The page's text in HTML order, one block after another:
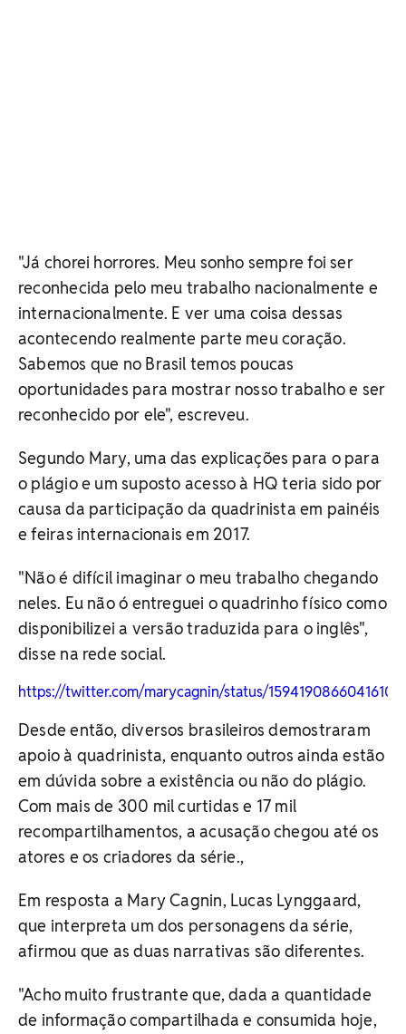
"Já chorei horrores. Meu sonho sempre foi ser
reconhecida pelo meu trabalho nacionalmente e
internacionalmente. E ver uma coisa dessas
acontecendo realmente parte meu coração.
Sabemos que no Brasil temos poucas
oportunidades para mostrar nosso trabalho e ser
reconhecido por ele", escreveu.
Segundo Mary, uma das explicações para o para
o plágio e um suposto acesso à HQ teria sido por
causa da participação da quadrinista em painéis
e feiras internacionais em 2017.
"Não é difícil imaginar o meu trabalho chegando
neles. Eu não ó entreguei o quadrinho físico como
disponibilizei a versão traduzida para o inglês",
disse na rede social.
https://twitter.com/marycagnin/status/
Desde então, diversos brasileiros demostraram
apoio à quadrinista, enquanto outros ainda estão
em dúvida sobre a existência ou não do plágio.
Com mais de 300 mil curtidas e 17 mil
recompartilhamentos, a acusação chegou até os
atores e os criadores da série.,
Em resposta a Mary Cagnin, Lucas Lynggaard,
que interpreta um dos personagens da série,
afirmou que as duas narrativas são diferentes.
"Acho muito frustrante que, dada a quantidade
de informação compartilhada e consumida hoje,